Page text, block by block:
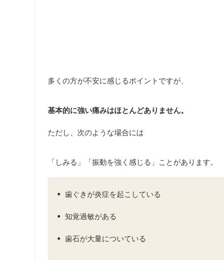
多くの方が不安に感じるポイントですが、
基本的に強い痛みはほとんどありません。
ただし、次のような場合には
「しみる」「振動を強く感じる」ことがあります。
歯ぐきが炎症を起こしている
知覚過敏がある
歯石が大量についている